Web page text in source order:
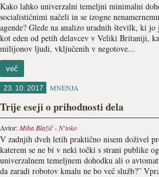
Kako lahko univerzalni temeljni minimalni
socialističnimi načeli in se izogne
agende? Glede na analizo uradnih številk, ki
kot eden od petih delavcev v Veliki Britaniji,
milijonov ljudi, vključenih v negotove...
več
23. 10. 2017 MNENJA
Trije eseji o prihodnosti dela
Avtor:Miha Blažič - N'toko
V zadnjih dveh letih praktično nisem doživel
katerem se ne bi v neki točki s strani publike
univerzalnem temeljnem dohodku ali o
da zaradi robotov kmalu ne bo več služb?”